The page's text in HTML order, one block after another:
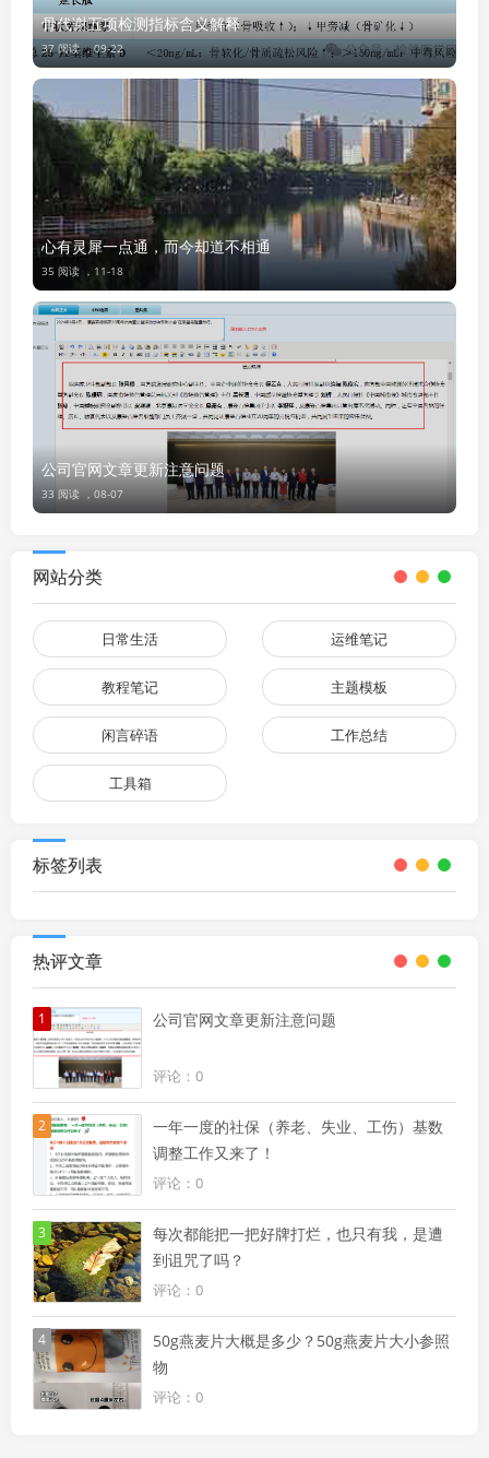
骨代谢五项检测指标含义解释
37 阅读 ，09-22
心有灵犀一点通，而今却道不相通
35 阅读 ， 11-18
公司官网文章更新注意问题
33 阅读 ， 08-07
网站分类
日常生活 运维笔记
教程笔记 主题模板
闲言碎语 工作总结
工具箱
标签列表
热评文章
1 公司官网文章更新注意问题
评论：0
2
一年一度的社保（养老、失业、工伤）基数
调整工作又来了！
评论：0
3
每次都能把一把好牌打烂，也只有我，是遭
到诅咒了吗？
评论：0
4
50g燕麦片大概是多少？50g燕麦片大小参照
物
评论：0